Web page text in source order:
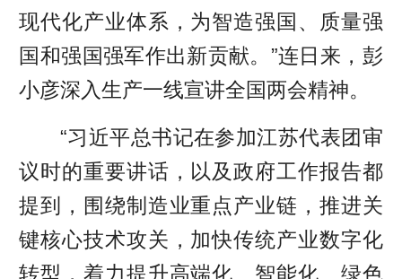
现代化产业体系，为智造强国、质量强
国和强国强军作出新贡献。”连日来，彭
小彦深入生产一线宣讲全国两会精神。
“习近平总书记在参加江苏代表团审
议时的重要讲话，以及政府工作报告都
提到，围绕制造业重点产业链，推进关
键核心技术攻关，加快传统产业数字化
转型，着力提升高端化、智能化、绿色